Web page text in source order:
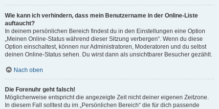
Wie kann ich verhindern, dass mein Benutzername in der Online-Liste
auftaucht?
In deinem persönlichen Bereich findest du in den Einstellungen eine Option
„Meinen Online-Status während dieser Sitzung verbergen“. Wenn du diese
Option einschaltest, können nur Administratoren, Moderatoren und du selbst
deinen Online-Status sehen. Du wirst dann als unsichtbarer Besucher gezählt.
Nach oben
Die Forenuhr geht falsch!
Möglicherweise entspricht die angezeigte Zeit nicht deiner eigenen Zeitzone.
In diesem Fall solltest du im „Persönlichen Bereich“ die für dich passende